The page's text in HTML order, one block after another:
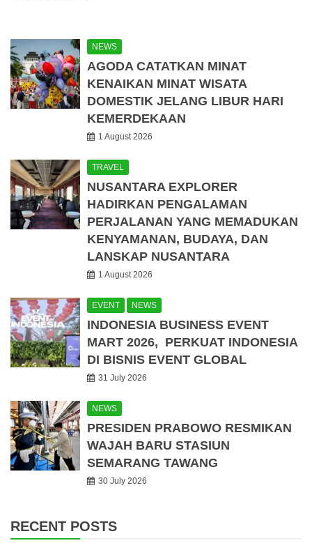
NEWS
AGODA CATATKAN MINAT
KENAIKAN MINAT WISATA
DOMESTIK JELANG LIBUR HARI
KEMERDEKAAN
1 August 2026
TRAVEL
NUSANTARA EXPLORER
HADIRKAN PENGALAMAN
PERJALANAN YANG MEMADUKAN
KENYAMANAN, BUDAYA, DAN
LANSKAP NUSANTARA
1 August 2026
EVENT NEWS
INDONESIA BUSINESS EVENT
MART 2026, PERKUAT INDONESIA
DI BISNIS EVENT GLOBAL
31 July 2026
NEWS
PRESIDEN PRABOWO RESMIKAN
WAJAH BARU STASIUN
SEMARANG TAWANG
30 July 2026
RECENT POSTS